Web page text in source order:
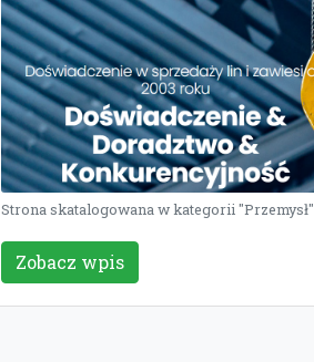
Strona skatalogowana w kategorii "Przemysł"
Zobacz wpis